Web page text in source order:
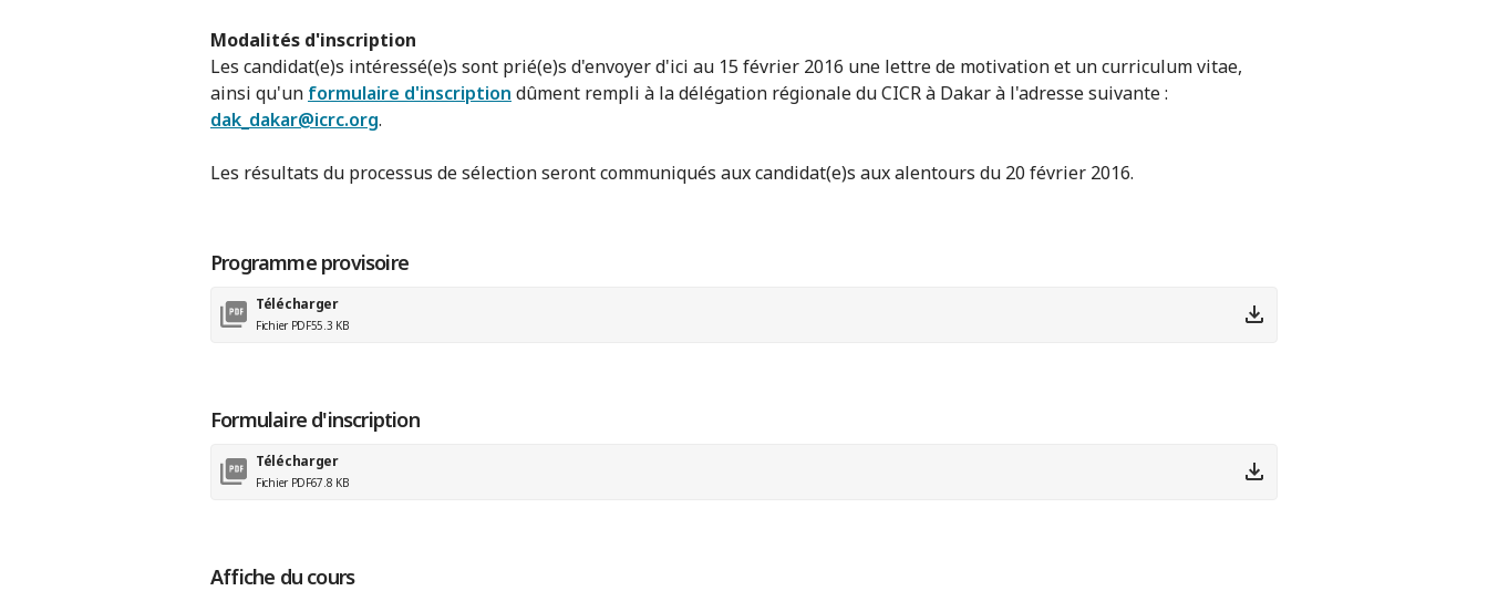
Modalités d'inscription
Les candidat(e)s intéressé(e)s sont prié(e)s d'envoyer d'ici au 15 février 2016 une lettre de motivation et un curriculum vitae,
ainsi qu'un formulaire d'inscription dûment rempli à la délégation régionale du CICR à Dakar à l'adresse suivante :
dak_dakar@icrc.org.
Les résultats du processus de sélection seront communiqués aux candidat(e)s aux alentours du 20 février 2016.
Programme provisoire
Télécharger
Fichier PDF55.3 KB
Formulaire d'inscription
Télécharger
Fichier PDF67.8 KB
Affiche du cours